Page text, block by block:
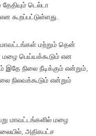
டெல்டா
கூறப்பட்டுள்ளது.
மற்றும் தென்
மழை பெய்யக்கூடும் என
இதே நிலை நீடிக்கும் என்றும்,
நிலவக்கூடும் என்றும்
மாவட்டங்களில் மழை
அதிகபட்ச